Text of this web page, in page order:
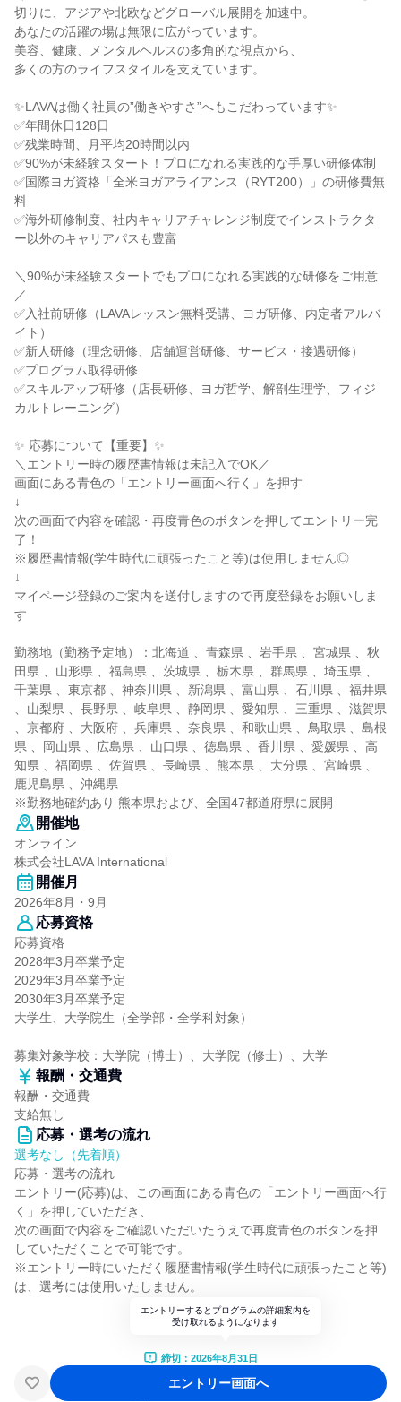
切りに、アジアや北欧などグローバル展開を加速中。
あなたの活躍の場は無限に広がっています。
美容、健康、メンタルヘルスの多角的な視点から、
多くの方のライフスタイルを支えています。
✨LAVAは働く社員の”働きやすさ”へもこだわっています✨
✅年間休日128日
✅残業時間、月平均20時間以内
✅90%が未経験スタート！プロになれる実践的な手厚い研修体制
✅国際ヨガ資格「全米ヨガアライアンス（RYT200）」の研修費無
料
✅海外研修制度、社内キャリアチャレンジ制度でインストラクタ
ー以外のキャリアパスも豊富
＼90%が未経験スタートでもプロになれる実践的な研修をご用意
／
✅入社前研修（LAVAレッスン無料受講、ヨガ研修、内定者アルバ
イト）
✅新人研修（理念研修、店舗運営研修、サービス・接遇研修）
✅プログラム取得研修
✅スキルアップ研修（店長研修、ヨガ哲学、解剖生理学、フィジ
カルトレーニング）
✨ 応募について【重要】✨
＼エントリー時の履歴書情報は未記入でOK／
画面にある青色の「エントリー画面へ行く」を押す
↓
次の画面で内容を確認・再度青色のボタンを押してエントリー完
了！
※履歴書情報(学生時代に頑張ったこと等)は使用しません◎
↓
マイページ登録のご案内を送付しますので再度登録をお願いしま
す
勤務地（勤務予定地）：北海道 、青森県 、岩手県 、宮城県 、秋
田県 、山形県 、福島県 、茨城県 、栃木県 、群馬県 、埼玉県 、
千葉県 、東京都 、神奈川県 、新潟県 、富山県 、石川県 、福井県
、山梨県 、長野県 、岐阜県 、静岡県 、愛知県 、三重県 、滋賀県
、京都府 、大阪府 、兵庫県 、奈良県 、和歌山県 、鳥取県 、島根
県 、岡山県 、広島県 、山口県 、徳島県 、香川県 、愛媛県 、高
知県 、福岡県 、佐賀県 、長崎県 、熊本県 、大分県 、宮崎県 、
鹿児島県 、沖縄県
※勤務地確約あり 熊本県および、全国47都道府県に展開
開催地
オンライン
株式会社LAVA International
開催月
2026年8月・9月
応募資格
応募資格
2028年3月卒業予定
2029年3月卒業予定
2030年3月卒業予定
大学生、大学院生（全学部・全学科対象）
募集対象学校：大学院（博士）、大学院（修士）、大学
報酬・交通費
報酬・交通費
支給無し
応募・選考の流れ
選考なし（先着順）
応募・選考の流れ
エントリー(応募)は、この画面にある青色の「エントリー画面へ行
く」を押していただき、
次の画面で内容をご確認いただいたうえで再度青色のボタンを押
していただくことで可能です。
※エントリー時にいただく履歴書情報(学生時代に頑張ったこと等)
は、選考には使用いたしません。
エントリーするとプログラムの詳細案内を
受け取れるようになります
締切：2026年8月31日
エントリー画面へ